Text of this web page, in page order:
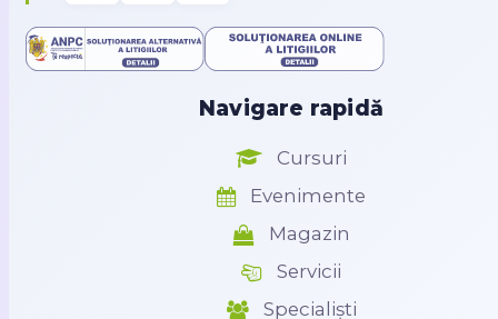
Navigare rapidă
Cursuri
Evenimente
Magazin
Servicii
Specialiști